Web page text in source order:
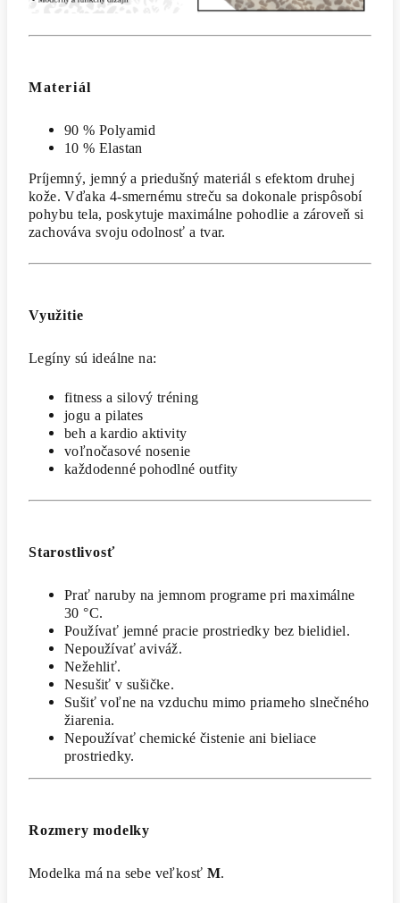
Materiál
90 % Polyamid
10 % Elastan
Príjemný, jemný a priedušný materiál s efektom druhej
kože. Vďaka 4-smernému streču sa dokonale prispôsobí
pohybu tela, poskytuje maximálne pohodlie a zároveň si
zachováva svoju odolnosť a tvar.
Využitie
Legíny sú ideálne na:
fitness a silový tréning
jogu a pilates
beh a kardio aktivity
voľnočasové nosenie
každodenné pohodlné outfity
Starostlivosť
Prať naruby na jemnom programe pri maximálne
30 °C.
Používať jemné pracie prostriedky bez bielidiel.
Nepoužívať aviváž.
Nežehliť.
Nesušiť v sušičke.
Sušiť voľne na vzduchu mimo priameho slnečného
žiarenia.
Nepoužívať chemické čistenie ani bieliace
prostriedky.
Rozmery modelky
Modelka má na sebe veľkosť M.